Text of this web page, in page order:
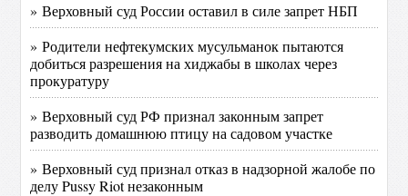
» Верховный суд России оставил в силе запрет НБП
» Родители нефтекумских мусульманок пытаются
добиться разрешения на хиджабы в школах через
прокуратуру
» Верховный суд РФ признал законным запрет
разводить домашнюю птицу на садовом участке
» Верховный суд признал отказ в надзорной жалобе по
делу Pussy Riot незаконным